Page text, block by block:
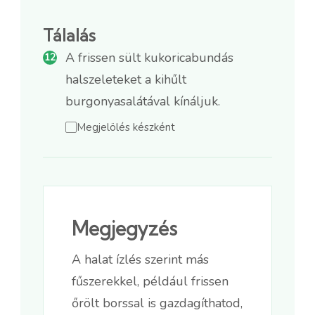
Tálalás
A frissen sült kukoricabundás
halszeleteket a kihűlt
burgonyasalátával kínáljuk.
Megjelölés készként
Megjegyzés
A halat ízlés szerint más
fűszerekkel, például frissen
őrölt borssal is gazdagíthatod,